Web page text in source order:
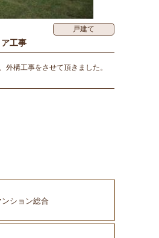
戸建て
工事
外構工事をさせて頂きました。
ンション総合